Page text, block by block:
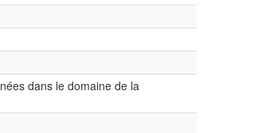
dans le domaine de la